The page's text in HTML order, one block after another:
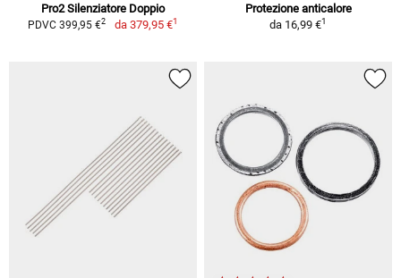
Pro2 Silenziatore Doppio
PDVC 399,95 €2 da 379,95 €1
Protezione anticalore
da 16,99 €1